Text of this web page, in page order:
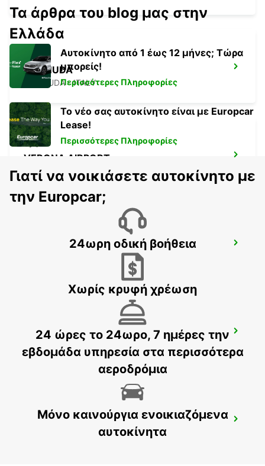
CORNUDA
CORNUDA - ITALY
VERONA AIRPORT
SOMMACAMPAGNA - ITALY
TREVISO AIRPORT
MESTRE
VENEZIA - ITALY
ROVIGO
Τα άρθρα του blog μας στην
Ελλάδα
Αυτοκίνητο από 1 έως 12 μήνες; Τώρα
μπορείς!
Περισσότερες Πληροφορίες
Το νέο σας αυτοκίνητο είναι με Europcar
Lease!
Περισσότερες Πληροφορίες
Γιατί να νοικιάσετε αυτοκίνητο με
την Europcar;
24ωρη οδική βοήθεια
Χωρίς κρυφή χρέωση
24 ώρες το 24ωρο, 7 ημέρες την
εβδομάδα υπηρεσία στα περισσότερα
αεροδρόμια
Μόνο καινούργια ενοικιαζόμενα
αυτοκίνητα